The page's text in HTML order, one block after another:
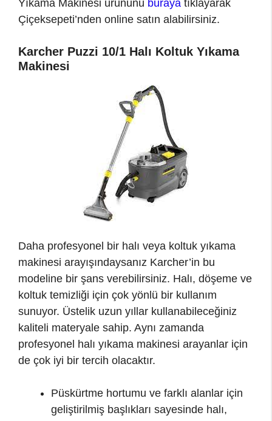
Yıkama Makinesi ürününü buraya tıklayarak
Çiçeksepeti’nden online satın alabilirsiniz.
Karcher Puzzi 10/1 Halı Koltuk Yıkama
Makinesi
Daha profesyonel bir halı veya koltuk yıkama
makinesi arayışındaysanız Karcher’in bu
modeline bir şans verebilirsiniz. Halı, döşeme ve
koltuk temizliği için çok yönlü bir kullanım
sunuyor. Üstelik uzun yıllar kullanabileceğiniz
kaliteli materyale sahip. Aynı zamanda
profesyonel halı yıkama makinesi arayanlar için
de çok iyi bir tercih olacaktır.
Püskürtme hortumu ve farklı alanlar için
geliştirilmiş başlıkları sayesinde halı,